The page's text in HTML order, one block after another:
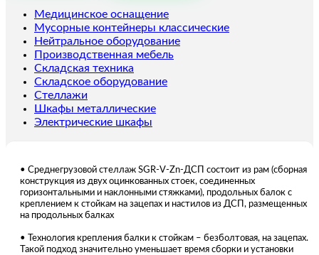
Стеллаж
1264-
2.5
Медицинское оснащение
Мусорные контейнеры классические
Нейтральное оборудование
Производственная мебель
Складская техника
Складское оборудование
Стеллажи
Шкафы металлические
Электрические шкафы
• Среднегрузовой стеллаж SGR-V-Zn-ДСП состоит из рам (сборная
конструкция из двух оцинкованных стоек, соединенных
горизонтальными и наклонными стяжками), продольных балок с
креплением к стойкам на зацепах и настилов из ДСП, размещенных
на продольных балках
• Технология крепления балки к стойкам – безболтовая, на зацепах.
Такой подход значительно уменьшает время сборки и установки